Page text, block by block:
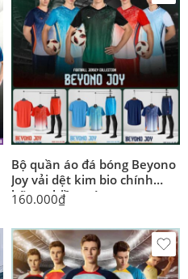
Bộ quần áo đá bóng Beyono
Joy vải dệt kim bio chính
hãng nhiều màu
160.000₫